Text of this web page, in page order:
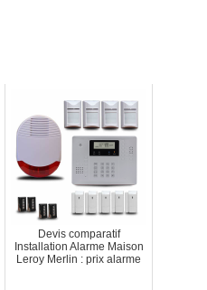
Devis comparatif
Installation Alarme Maison
Leroy Merlin : prix alarme